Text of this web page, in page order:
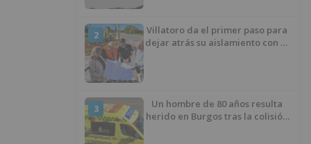
2
Villatoro da el primer paso para
dejar atrás su aislamiento con el
3
Un hombre de 80 años resulta
herido en Burgos tras la colisión